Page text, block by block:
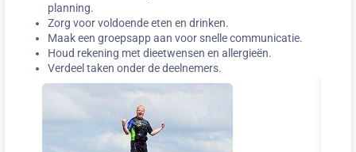
planning.
Zorg voor voldoende eten en drinken.
Maak een groepsapp aan voor snelle communicatie.
Houd rekening met dieetwensen en allergieën.
Verdeel taken onder de deelnemers.